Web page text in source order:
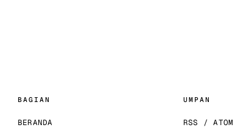
BAGIAN
BERANDA
UMPAN
RSS / ATOM